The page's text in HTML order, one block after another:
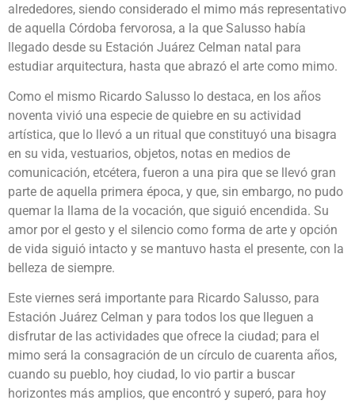
alrededores, siendo considerado el mimo más representativo
de aquella Córdoba fervorosa, a la que Salusso había
llegado desde su Estación Juárez Celman natal para
estudiar arquitectura, hasta que abrazó el arte como mimo.
Como el mismo Ricardo Salusso lo destaca, en los años
noventa vivió una especie de quiebre en su actividad
artística, que lo llevó a un ritual que constituyó una bisagra
en su vida, vestuarios, objetos, notas en medios de
comunicación, etcétera, fueron a una pira que se llevó gran
parte de aquella primera época, y que, sin embargo, no pudo
quemar la llama de la vocación, que siguió encendida. Su
amor por el gesto y el silencio como forma de arte y opción
de vida siguió intacto y se mantuvo hasta el presente, con la
belleza de siempre.
Este viernes será importante para Ricardo Salusso, para
Estación Juárez Celman y para todos los que lleguen a
disfrutar de las actividades que ofrece la ciudad; para el
mimo será la consagración de un círculo de cuarenta años,
cuando su pueblo, hoy ciudad, lo vio partir a buscar
horizontes más amplios, que encontró y superó, para hoy